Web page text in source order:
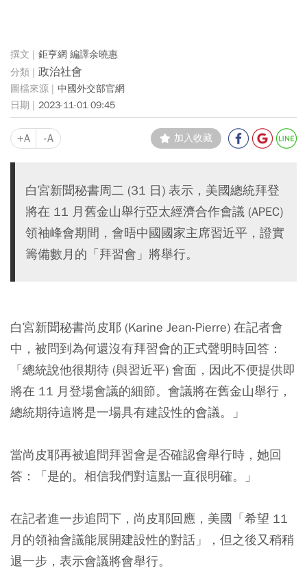
鉅亨網 編譯余曉惠
政治社會
中國外交部官網
2023-11-01 09:45
+A -A 加入收藏
白宮新聞秘書周二 (31 日) 表示，美國總統拜登
將在 11 月舊金山舉行亞太經濟合作會議 (APEC)
領袖峰會期間，會晤中國國家主席習近平，證實
籌備數月的「拜習會」將舉行。
白宮新聞秘書尚皮耶 (Karine Jean-Pierre) 在記者會
中，被問到為何還沒有拜習會的正式聲明時回答：
「總統說他很期待 (與習近平) 會面，因此不便提供即
將在 11 月登場會議的細節。會議將在舊金山舉行，
總統期待這將是一場具有建設性的會議。」
當尚皮耶再被追問拜習會是否確認會舉行時，她回
答：「是的。相信我們對這點一直很明確。」
在記者進一步追問下，尚皮耶回應，美國「希望 11
月的領袖會議能展開建設性的對話」，但之後又稍稍
退一步，表示會議將會舉行。